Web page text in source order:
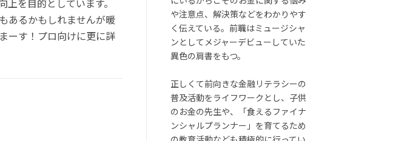
を目的としています。
あるかもしれませんが暖
ーす！プロ向けに更に詳
や注意点、解決策などをわかりやす
く伝えている。前職はミュージシャ
ンとしてメジャーデビューしていた
異色の肩書をもつ。
正しくて前向きな金融リテラシーの
普及活動をライフワークとし、子供
のお金の先生や、「食えるファイナ
ンシャルプランナー」を育てるため